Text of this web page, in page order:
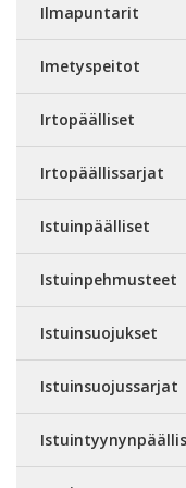
Ilmapuntarit
Imetyspeitot
Irtopäälliset
Irtopäällissarjat
Istuinpäälliset
Istuinpehmusteet
Istuinsuojukset
Istuinsuojussarjat